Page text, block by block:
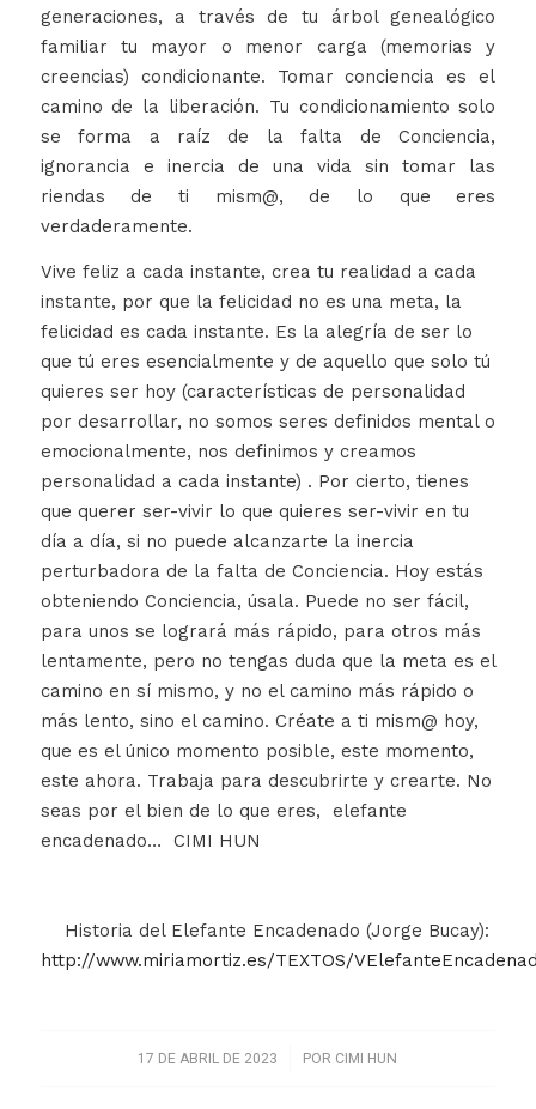
generaciones, a través de tu árbol genealógico
familiar tu mayor o menor carga (memorias y
creencias) condicionante. Tomar conciencia es el
camino de la liberación. Tu condicionamiento solo
se forma a raíz de la falta de Conciencia,
ignorancia e inercia de una vida sin tomar las
riendas de ti mism@, de lo que eres
verdaderamente.
Vive feliz a cada instante, crea tu realidad a cada
instante, por que la felicidad no es una meta, la
felicidad es cada instante. Es la alegría de ser lo
que tú eres esencialmente y de aquello que solo tú
quieres ser hoy (características de personalidad
por desarrollar, no somos seres definidos mental o
emocionalmente, nos definimos y creamos
personalidad a cada instante) . Por cierto, tienes
que querer ser-vivir lo que quieres ser-vivir en tu
día a día, si no puede alcanzarte la inercia
perturbadora de la falta de Conciencia. Hoy estás
obteniendo Conciencia, úsala. Puede no ser fácil,
para unos se logrará más rápido, para otros más
lentamente, pero no tengas duda que la meta es el
camino en sí mismo, y no el camino más rápido o
más lento, sino el camino. Créate a ti mism@ hoy,
que es el único momento posible, este momento,
este ahora. Trabaja para descubrirte y crearte. No
seas por el bien de lo que eres, elefante
encadenado… CIMI HUN
Historia del Elefante Encadenado (Jorge Bucay):
http://www.miriamortiz.es/TEXTOS/
17 DE ABRIL DE 2023
/ POR CIMI HUN